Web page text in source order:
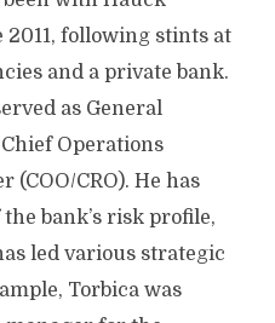
following stints at
and a private bank.
as General
Operations
(COO/CRO). He has
bank’s risk profile,
led various strategic
Torbica was